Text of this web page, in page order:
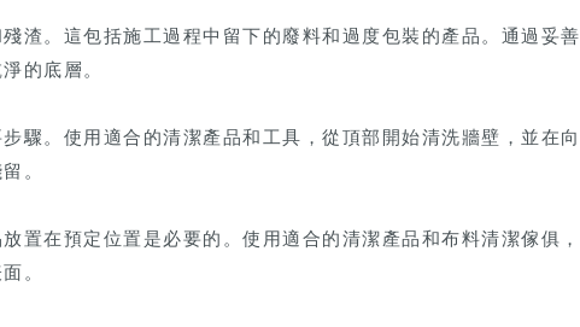
渣。這包括施工過程中留下的廢料和過度包裝的產品。通過妥善
的底層。
驟。使用適合的清潔產品和工具，從頂部開始清洗牆壁，並在向
。
置在預定位置是必要的。使用適合的清潔產品和布料清潔傢俱，
。